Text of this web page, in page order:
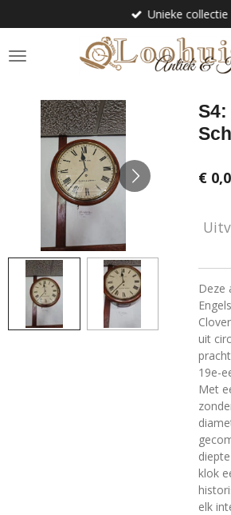
direct
naar
de
Unieke collectie
€
Deze
uit
19e-
Met
klok
elk